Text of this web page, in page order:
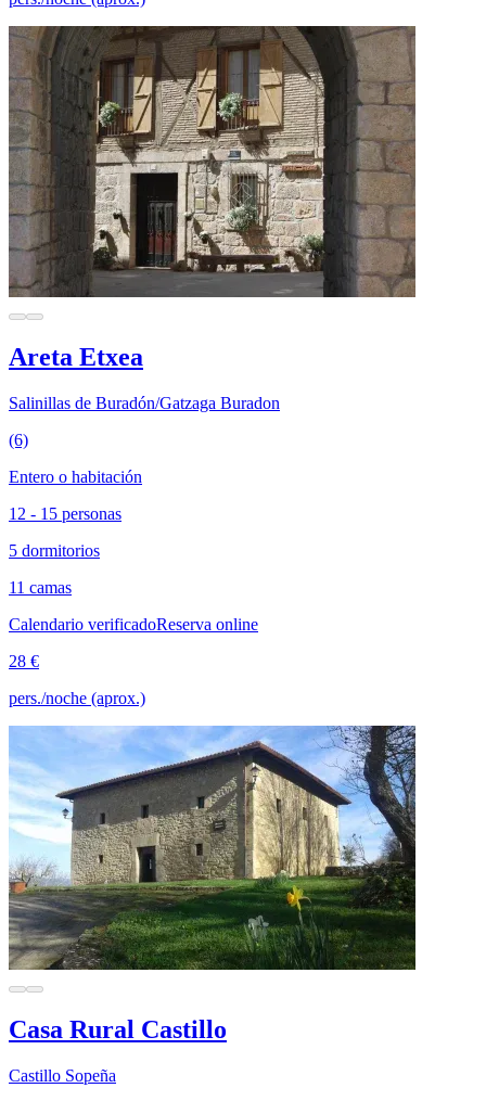
Areta Etxea
Salinillas de Buradón/Gatzaga Buradon
(6)
Entero o habitación
12 - 15 personas
5 dormitorios
11 camas
Calendario verificadoReserva online
28 €
pers./noche (aprox.)
Casa Rural Castillo
Castillo Sopeña